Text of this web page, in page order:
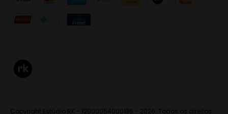
Copyright Estúdio RK - 12000054000136 - 2026. Todos os direitos